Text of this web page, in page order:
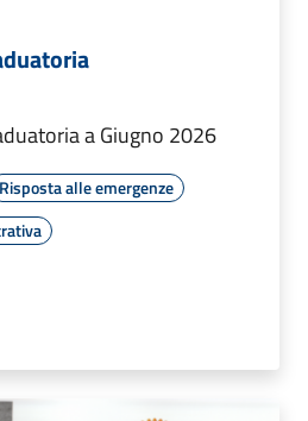
a Giugno 2026
Risposta alle emergenze